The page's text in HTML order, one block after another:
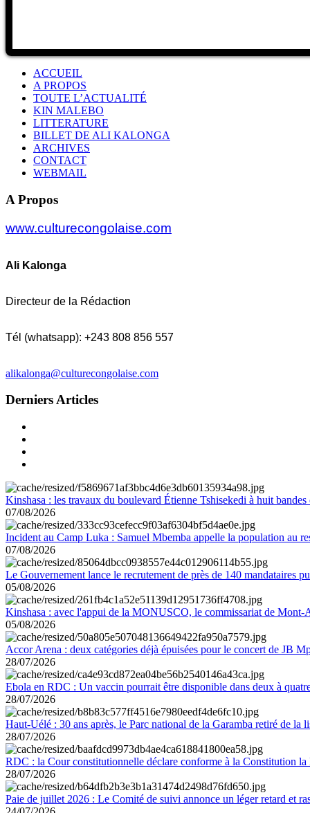
ACCUEIL
A PROPOS
TOUTE L’ACTUALITÉ
KIN MALEBO
LITTERATURE
BILLET DE ALI KALONGA
ARCHIVES
CONTACT
WEBMAIL
A Propos
www.culturecongolaise.com
Ali Kalonga
Directeur de la Rédaction
Tél (whatsapp): +243 808 856 557
alikalonga@culturecongolaise.com
Derniers Articles
Kinshasa : les travaux du boulevard Étienne Tshisekedi à huit
07/08/2026
Incident au Camp Luka : Samuel Mbemba appelle la population au
07/08/2026
Le Gouvernement lance le recrutement de près de 140 mandataires
05/08/2026
Kinshasa : avec l'appui de la MONUSCO, le commissariat de Mont-
05/08/2026
Accor Arena : deux catégories déjà épuisées pour le concert de JB
28/07/2026
Ebola en RDC : Un vaccin pourrait être disponible dans deux à
28/07/2026
Haut-Uélé : 30 ans après, le Parc national de la Garamba retiré de la
28/07/2026
RDC : la Cour constitutionnelle déclare conforme à la Constitution la
28/07/2026
Paie de juillet 2026 : Le Comité de suivi annonce un léger retard et